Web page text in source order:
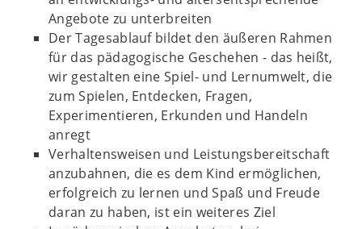
Angebote zu unterbreiten
Der Tagesablauf bildet den äußeren Rahmen
für das pädagogische Geschehen - das heißt,
wir gestalten eine Spiel- und Lernumwelt, die
zum Spielen, Entdecken, Fragen,
Experimentieren, Erkunden und Handeln
anregt
Verhaltensweisen und Leistungsbereitschaft
anzubahnen, die es dem Kind ermöglichen,
erfolgreich zu lernen und Spaß und Freude
daran zu haben, ist ein weiteres Ziel